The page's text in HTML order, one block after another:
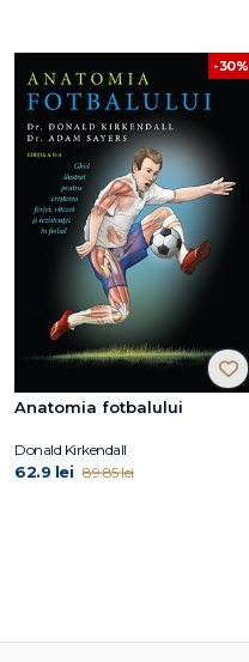
-30%
Anatomia fotbalului
Donald Kirkendall
62.9 lei 89.85 lei